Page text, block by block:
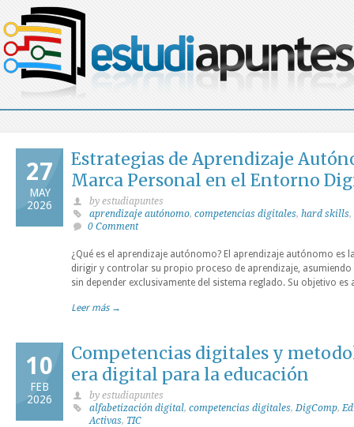
27
MAY
2026
Estrategias de Aprendizaje
Marca Personal en el Entorno
by estudiapuntes
aprendizaje autónomo, competencias digitales, hard skills,
0 Comment
¿Qué es el aprendizaje autónomo? El aprendizaje autónomo es
dirigir y controlar su propio proceso de aprendizaje,
sin depender exclusivamente del sistema reglado. Su objetivo
Leer más →
10
FEB
2026
Competencias digitales y
era digital para la educación
by estudiapuntes
alfabetización digital, competencias digitales,DigComp,
Activas, TIC